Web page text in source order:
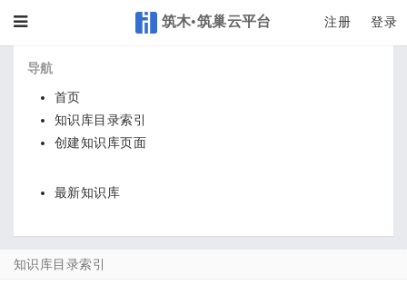
Toggle 筑木•筑巢云平台 注册 登录
导航
首页
知识库目录索引
创建知识库页面
最新知识库
知识库目录索引